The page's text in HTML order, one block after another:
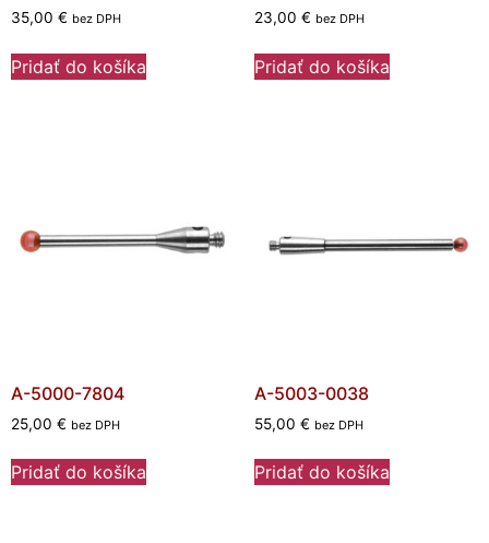
35,00 € bez DPH
Pridať do košíka
23,00 € bez DPH
Pridať do košíka
A-5000-7804
25,00 € bez DPH
Pridať do košíka
A-5003-0038
55,00 € bez DPH
Pridať do košíka